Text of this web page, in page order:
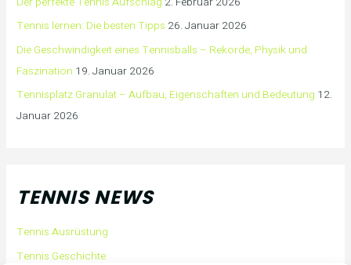
Tennis lernen: Die besten Tipps 26. Januar 2026
Die Geschwindigkeit eines Tennisballs – Rekorde, Physik und
Faszination 19. Januar 2026
Tennisplatz Granulat – Aufbau, Eigenschaften und Bedeutung 12.
Januar 2026
TENNIS NEWS
Tennis Ausrüstung
Tennis Geschichte